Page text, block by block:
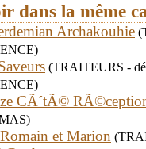
dans la même
Archakouhie
(TRAITEURS -
CÃ´tÃ©
et Marion